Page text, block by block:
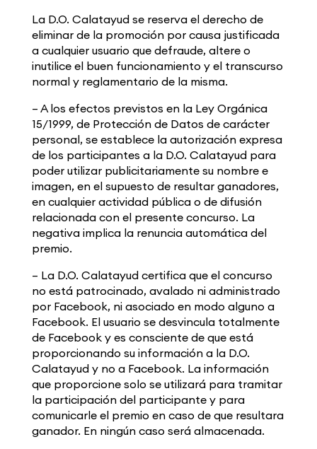
La D.O. Calatayud se reserva el derecho de
eliminar de la promoción por causa justificada
a cualquier usuario que defraude, altere o
inutilice el buen funcionamiento y el transcurso
normal y reglamentario de la misma.
– A los efectos previstos en la Ley Orgánica
15/1999, de Protección de Datos de carácter
personal, se establece la autorización expresa
de los participantes a la D.O. Calatayud para
poder utilizar publicitariamente su nombre e
imagen, en el supuesto de resultar ganadores,
en cualquier actividad pública o de difusión
relacionada con el presente concurso. La
negativa implica la renuncia automática del
premio.
– La D.O. Calatayud certifica que el concurso
no está patrocinado, avalado ni administrado
por Facebook, ni asociado en modo alguno a
Facebook. El usuario se desvincula totalmente
de Facebook y es consciente de que está
proporcionando su información a la D.O.
Calatayud y no a Facebook. La información
que proporcione solo se utilizará para tramitar
la participación del participante y para
comunicarle el premio en caso de que resultara
ganador. En ningún caso será almacenada.